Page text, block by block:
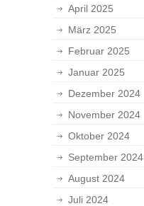
April 2025
März 2025
Februar 2025
Januar 2025
Dezember 2024
November 2024
Oktober 2024
September 2024
August 2024
Juli 2024